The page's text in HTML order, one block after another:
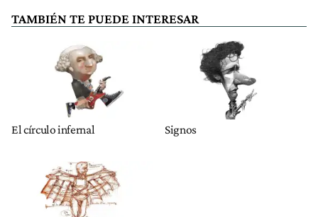
TAMBIÉN TE PUEDE INTERESAR
El círculo infernal Signos